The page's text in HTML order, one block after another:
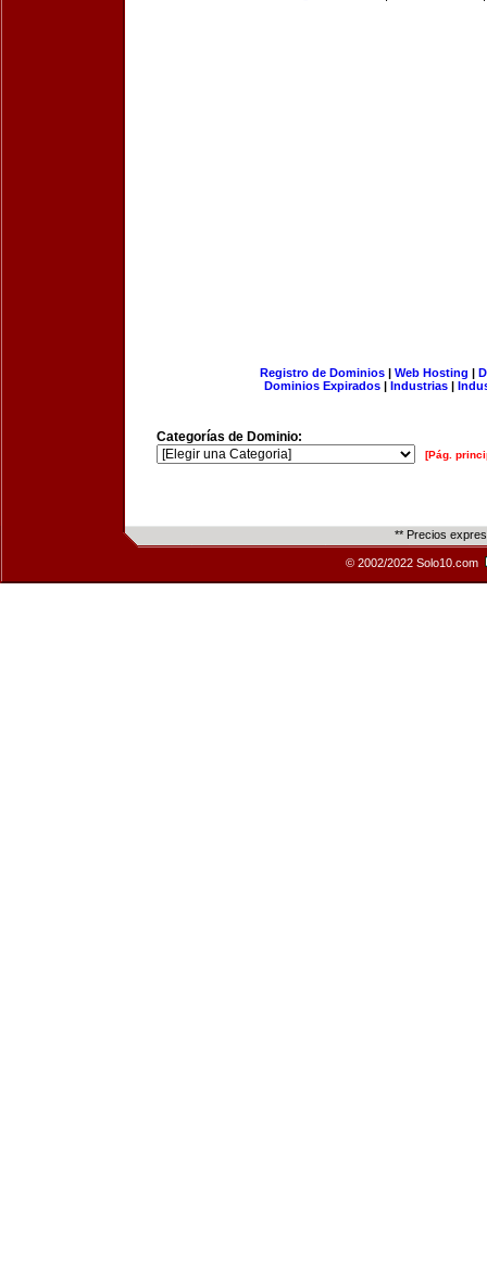
Registro de Dominios| Web Hosting |
Dominios Expirados | Industrias |
Categorías de Dominio:
[Pág.
** Precios
© 2002/2022 Solo10.com